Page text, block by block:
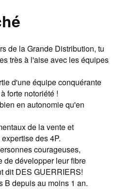
de la Grande Distribution, tu
très à l'aise avec les équipes
d'une équipe conquérante
forte notoriété !
en autonomie qu'en
de la vente et
des 4P.
courageuses,
de développer leur fibre
dit DES GUERRIERS!
B depuis au moins 1 an.